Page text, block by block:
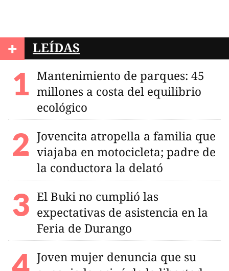
+ LEÍDAS
Mantenimiento de parques: 45
millones a costa del equilibrio
ecológico
Jovencita atropella a familia que
viajaba en motocicleta; padre de
la conductora la delató
El Buki no cumplió las
expectativas de asistencia en la
Feria de Durango
Joven mujer denuncia que su